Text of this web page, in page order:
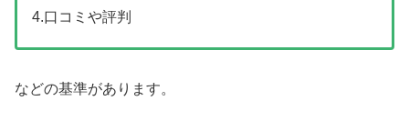
4.口コミや評判
などの基準があります。